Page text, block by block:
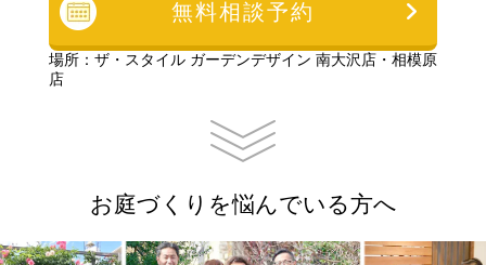
無料相談予約
場所：ザ・スタイル ガーデンデザイン 南大沢店・相模原
店
お庭づくりを悩んでいる方へ